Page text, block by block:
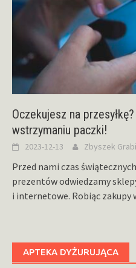
Oczekujesz na
wstrzymaniu paczki!
2023-12-13 Zbyszek
Przed nami czas
prezentów odwiedzamy
i internetowe. Robiąc zakupy
APTEKA DYŻURUJĄCA